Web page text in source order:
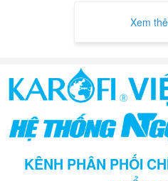
Xem
KÊNH PHÂN PHỐI